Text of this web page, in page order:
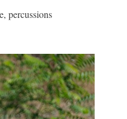
percussions